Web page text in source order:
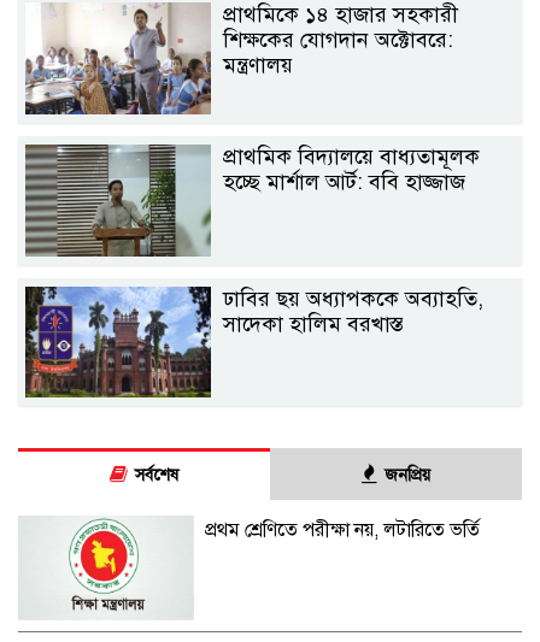
প্রাথমিকে ১৪ হাজার সহকারী
শিক্ষকের যোগদান অক্টোবরে:
মন্ত্রণালয়
প্রাথমিক বিদ্যালয়ে বাধ্যতামূলক
হচ্ছে মার্শাল আর্ট: ববি হাজ্জাজ
ঢাবির ছয় অধ্যাপককে অব্যাহতি,
সাদেকা হালিম বরখাস্ত
সর্বশেষ জনপ্রিয়
প্রথম শ্রেণিতে পরীক্ষা নয়, লটারিতে ভর্তি